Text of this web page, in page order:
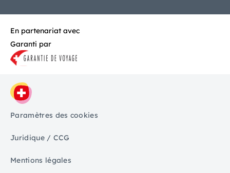
En partenariat avec
Garanti par
Paramètres des cookies
Juridique / CCG
Mentions légales